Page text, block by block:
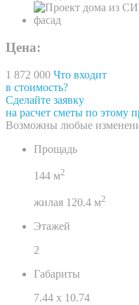
Цена:
1 872 000 Что входит
в стоимость?
Сделайте заявку
на расчет сметы по этому
Возможны любые
Прощадь
144 м2
жилая 120.4 м2
Этажей
2
Габариты
7.44 х 10.74